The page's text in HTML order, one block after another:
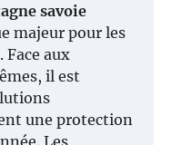
savoie
majeur pour les
aux
il est
une protection